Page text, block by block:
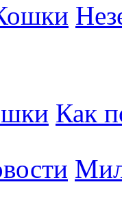
Как